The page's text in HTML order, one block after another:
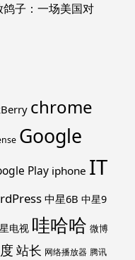
子：一场美国对
chrome
Google
Play iphone IT
中星6B 中星9
电视 哇哈哈 微博
站长 网络播放器 腾讯